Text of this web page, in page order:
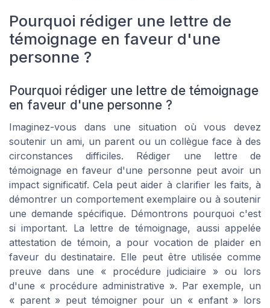
Pourquoi rédiger une lettre de
témoignage en faveur d'une
personne ?
Pourquoi rédiger une lettre de témoignage
en faveur d'une personne ?
Imaginez-vous dans une situation où vous devez
soutenir un ami, un parent ou un collègue face à des
circonstances difficiles. Rédiger une lettre de
témoignage en faveur d'une personne peut avoir un
impact significatif. Cela peut aider à clarifier les faits, à
démontrer un comportement exemplaire ou à soutenir
une demande spécifique. Démontrons pourquoi c'est
si important. La lettre de témoignage, aussi appelée
attestation de témoin, a pour vocation de plaider en
faveur du destinataire. Elle peut être utilisée comme
preuve dans une « procédure judiciaire » ou lors
d'une « procédure administrative ». Par exemple, un
« parent » peut témoigner pour un « enfant » lors